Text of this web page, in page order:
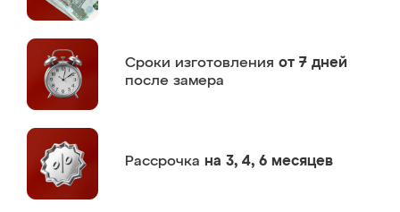
Сроки изготовления от 7 дней
после замера
Рассрочка на 3, 4, 6 месяцев